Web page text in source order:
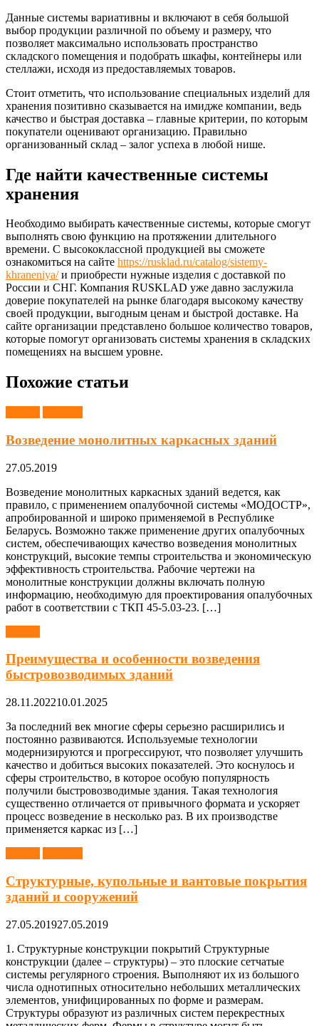
Данные системы вариативны и включают в себя большой
выбор продукции различной по объему и размеру, что
позволяет максимально использовать пространство
складского помещения и подобрать шкафы, контейнеры или
стеллажи, исходя из предоставляемых товаров.
Стоит отметить, что использование специальных изделий для
хранения позитивно сказывается на имидже компании, ведь
качество и быстрая доставка – главные критерии, по которым
покупатели оценивают организацию. Правильно
организованный склад – залог успеха в любой нише.
Где найти качественные системы
хранения
Необходимо выбирать качественные системы, которые смогут
выполнять свою функцию на протяжении длительного
времени. С высококлассной продукцией вы сможете
ознакомиться на сайте https://rusklad.ru/catalog/sistemy-
khraneniya/и приобрести нужные изделия с доставкой по
России и СНГ. Компания RUSKLAD уже давно заслужила
доверие покупателей на рынке благодаря высокому качеству
своей продукции, выгодным ценам и быстрой доставке. На
сайте организации представлено большое количество товаров,
которые помогут организовать системы хранения в складских
помещениях на высшем уровне.
Похожие статьи
Возведение монолитных каркасных зданий
27.05.2019
Возведение монолитных каркасных зданий ведется, как
правило, с применением опалубочной системы «МОДОСТР»,
апробированной и широко применяемой в Республике
Беларусь. Возможно также применение других опалубочных
систем, обеспечивающих качество возведения монолитных
конструкций, высокие темпы строительства и экономическую
эффективность строительства. Рабочие чертежи на
монолитные конструкции должны включать полную
информацию, необходимую для проектирования опалубочных
работ в соответствии с ТКП 45-5.03-23. […]
Преимущества и особенности возведения
быстровозводимых зданий
28.11.202210.01.2025
За последний век многие сферы серьезно расширились и
постоянно развиваются. Используемые технологии
модернизируются и прогрессируют, что позволяет улучшить
качество и добиться высоких показателей. Это коснулось и
сферы строительство, в которое особую популярность
получили быстровозводимые здания. Такая технология
существенно отличается от привычного формата и ускоряет
процесс возведение в несколько раз. В их производстве
применяется каркас из […]
Структурные, купольные и вантовые покрытия
зданий и сооружений
27.05.201927.05.2019
1. Структурные конструкции покрытий Структурные
конструкции (далее – структуры) – это плоские сетчатые
системы регулярного строения. Выполняют их из большого
числа однотипных относительно небольших металлических
элементов, унифицированных по форме и размерам.
Структуры образуют из различных систем перекрестных